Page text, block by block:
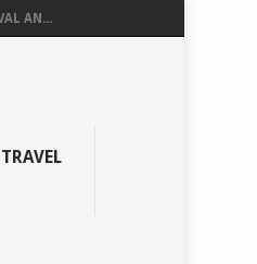
AN...
TRAVEL